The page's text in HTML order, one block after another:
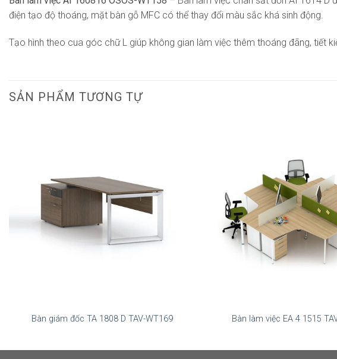
điện tạo độ thoáng, mặt bàn gỗ MFC có thể thay đổi màu sắc khá sinh động.
Tạo hình theo cua góc chữ L giúp không gian làm việc thêm thoáng đãng, tiết
SẢN PHẨM TƯƠNG TỰ
Bàn giám đốc TA 1808 D TAV-WT169 Bàn làm việc EA 4 1515